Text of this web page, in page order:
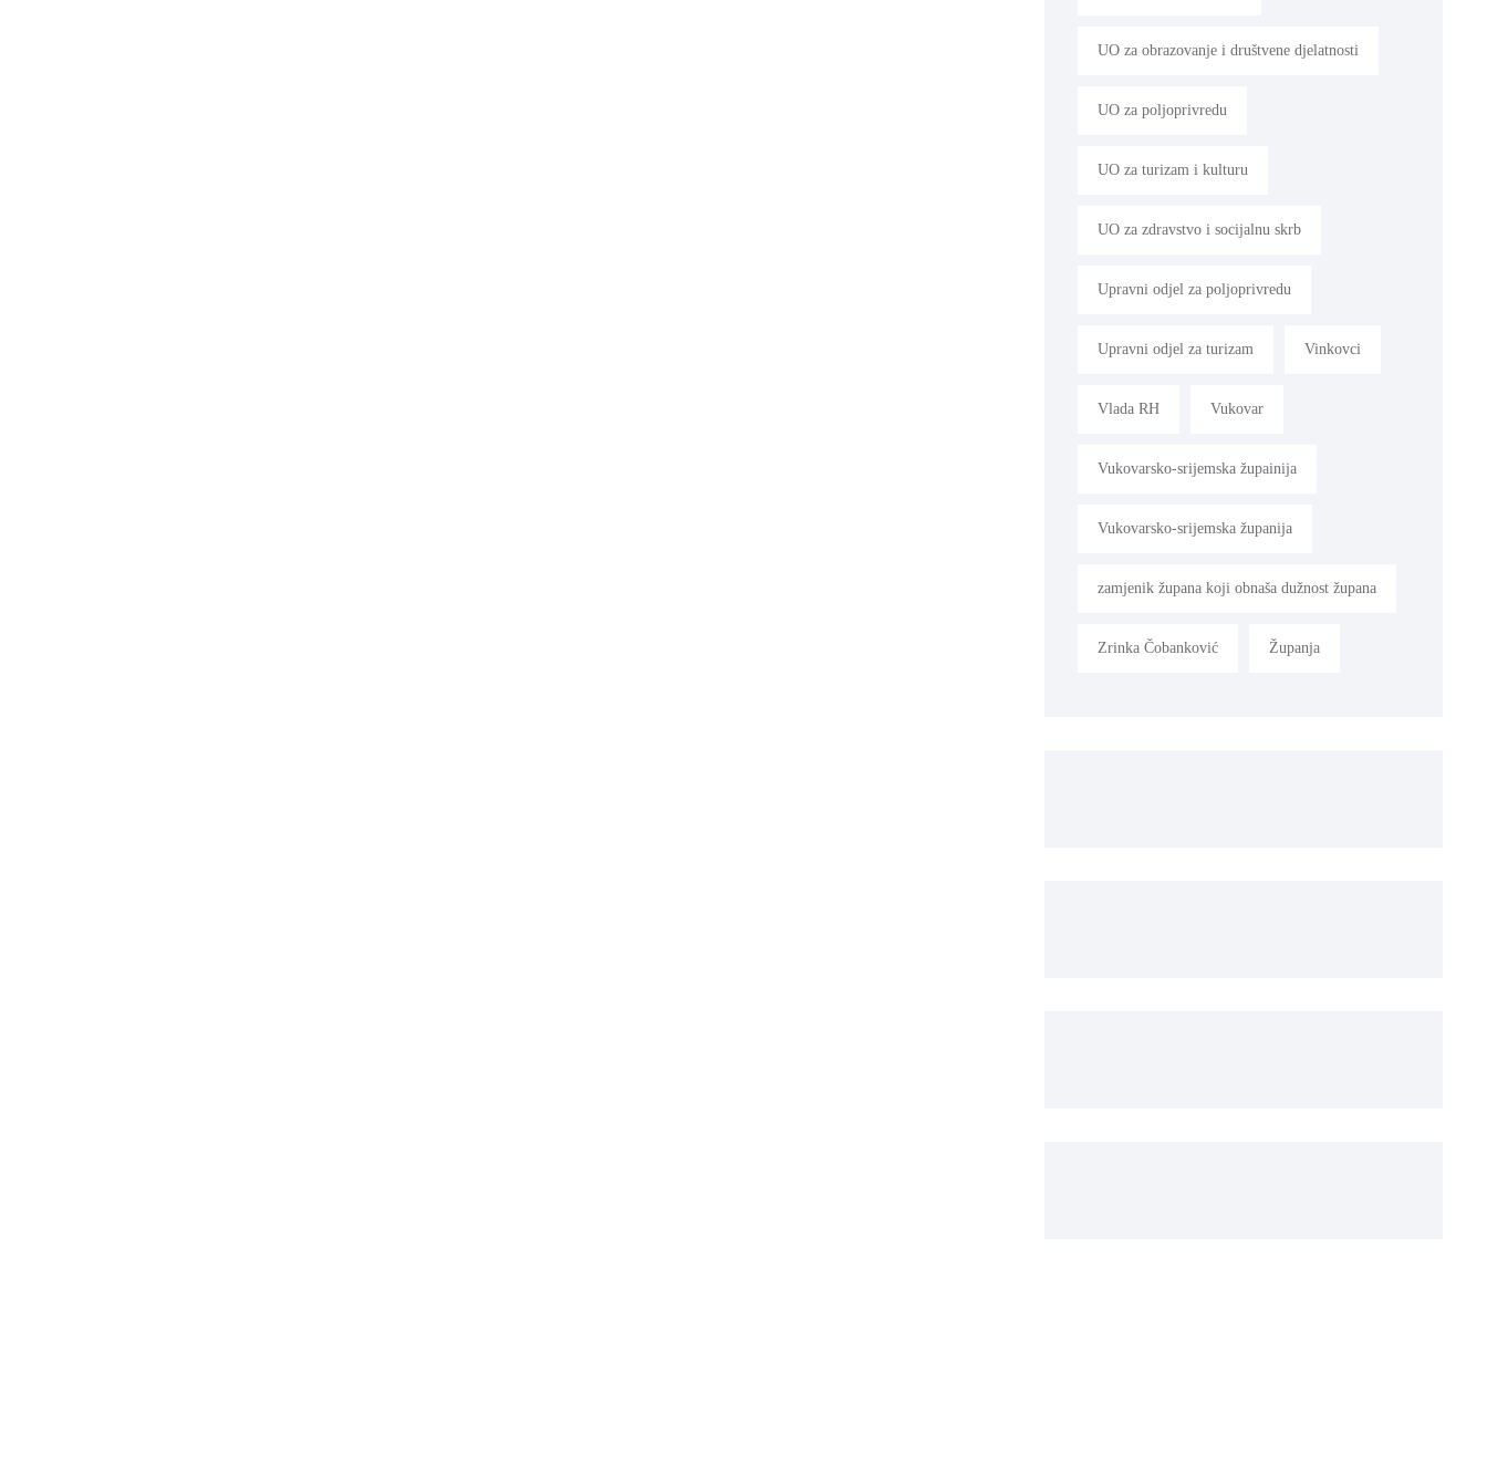
UO za obrazovanje i društvene djelatnosti
UO za poljoprivredu
UO za turizam i kulturu
UO za zdravstvo i socijalnu skrb
Upravni odjel za poljoprivredu
Upravni odjel za turizam Vinkovci
Vlada RH Vukovar
Vukovarsko-srijemska župainija
Vukovarsko-srijemska županija
zamjenik župana koji obnaša dužnost župana
Zrinka Čobanković Županja